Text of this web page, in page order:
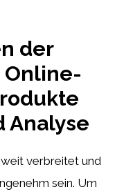
der
Online-
Analyse
verbreitet und
sein. Um